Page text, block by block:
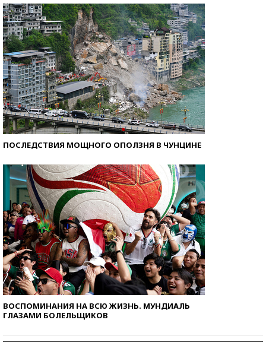
ПОСЛЕДСТВИЯ МОЩНОГО ОПОЛЗНЯ В ЧУНЦИНЕ
ВОСПОМИНАНИЯ НА ВСЮ ЖИЗНЬ. МУНДИАЛЬ
ГЛАЗАМИ БОЛЕЛЬЩИКОВ